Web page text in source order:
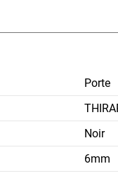
Porte
Noir
6mm